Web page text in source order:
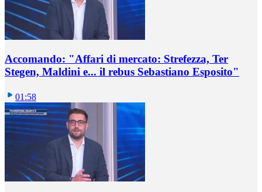
Accomando: "Affari di mercato: Strefezza, Ter
Stegen, Maldini e... il rebus Sebastiano Esposito"
01:58